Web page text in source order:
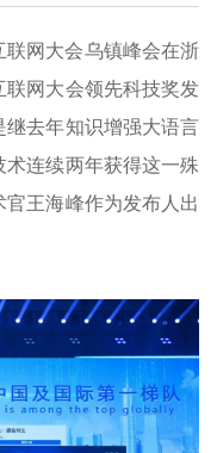
联网大会乌镇峰会在浙
联网大会领先科技奖发
去年知识增强大语言
连续两年获得这一殊
王海峰作为发布人出